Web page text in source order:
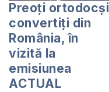
Preoți ortodocși
convertiți din
România, în
vizită la
emisiunea
ACTUAL